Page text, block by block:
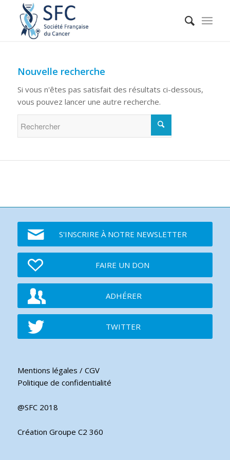
Nouvelle recherche
Si vous n'êtes pas satisfait des résultats ci-dessous,
vous pouvez lancer une autre recherche.
S'INSCRIRE À NOTRE NEWSLETTER
FAIRE UN DON
ADHÉRER
TWITTER
Mentions légales / CGV
Politique de confidentialité
@SFC 2018
Création Groupe C2 360